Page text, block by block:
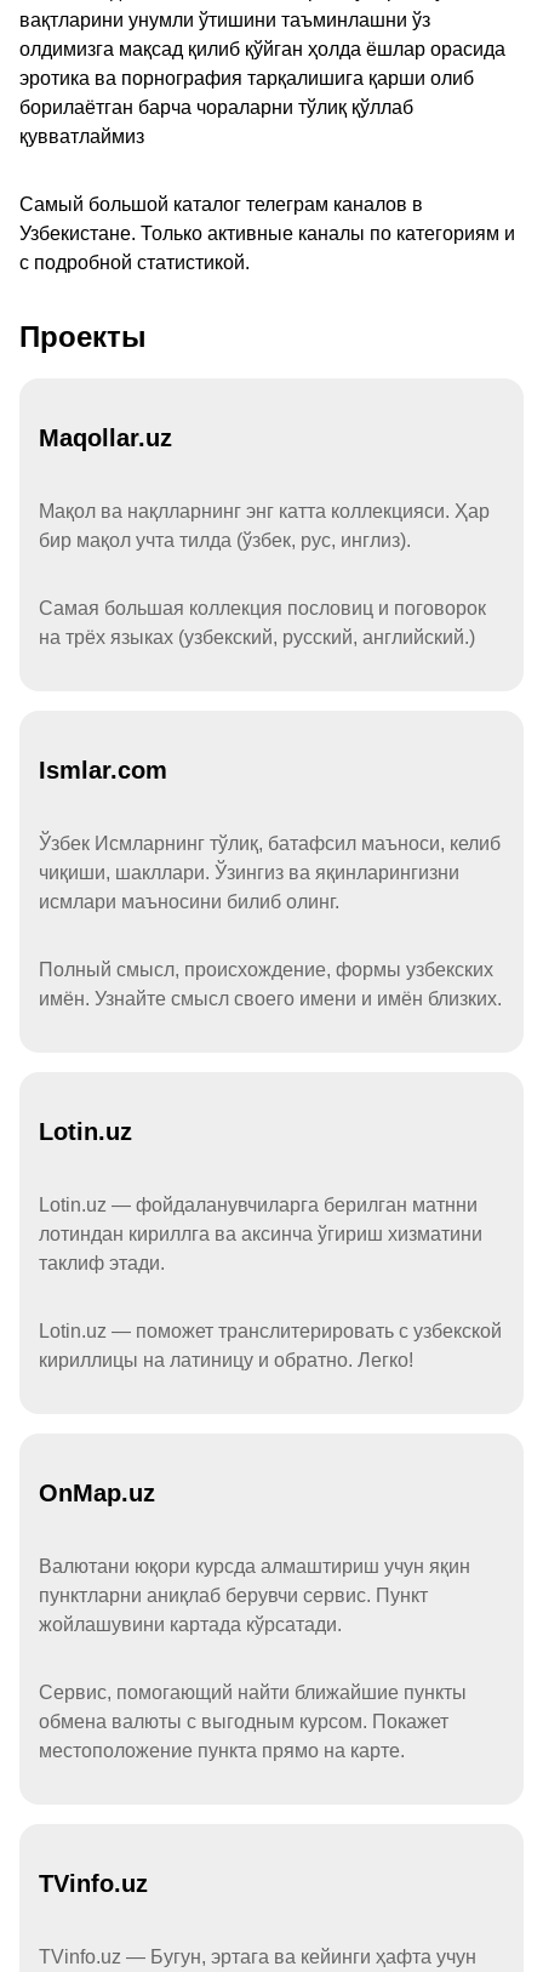
вақтларини унумли ўтишини таъминлашни ўз
олдимизга мақсад қилиб қўйган ҳолда ёшлар орасида
эротика ва порнография тарқалишига қарши олиб
борилаётган барча чораларни тўлиқ қўллаб
қувватлаймиз
Самый большой каталог телеграм каналов в
Узбекистане. Только активные каналы по категориям и
с подробной статистикой.
Проекты
Maqollar.uz
Мақол ва нақлларнинг энг катта коллекцияси. Ҳар
бир мақол учта тилда (ўзбек, рус, инглиз).
Самая большая коллекция пословиц и поговорок
на трёх языках (узбекский, русский, английский.)
Ismlar.com
Ўзбек Исмларнинг тўлиқ, батафсил маъноси, келиб
чиқиши, шакллари. Ўзингиз ва яқинларингизни
исмлари маъносини билиб олинг.
Полный смысл, происхождение, формы узбекских
имён. Узнайте смысл своего имени и имён близких.
Lotin.uz
Lotin.uz — фойдаланувчиларга берилган матнни
лотиндан кириллга ва аксинча ўгириш хизматини
таклиф этади.
Lotin.uz — поможет транслитерировать с узбекской
кириллицы на латиницу и обратно. Легко!
OnMap.uz
Валютани юқори курсда алмаштириш учун яқин
пунктларни аниқлаб берувчи сервис. Пункт
жойлашувини картада кўрсатади.
Сервис, помогающий найти ближайшие пункты
обмена валюты с выгодным курсом. Покажет
местоположение пункта прямо на карте.
TVinfo.uz
TVinfo.uz — Бугун, эртага ва кейинги ҳафта учун